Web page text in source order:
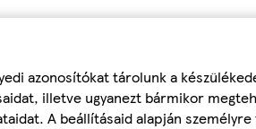
azonosítókat tárolunk a
illetve ugyanezt bármikor
A beállításaid alapján